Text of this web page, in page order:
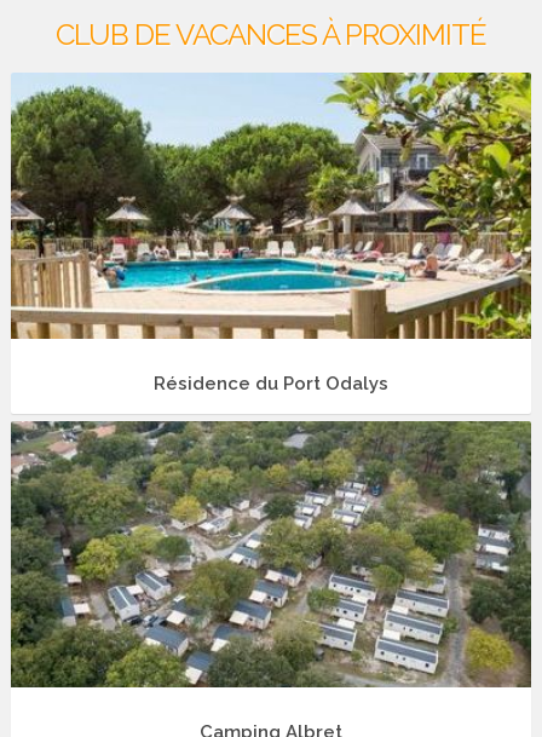
CLUB DE VACANCES À PROXIMITÉ
Résidence du Port Odalys
Camping Albret